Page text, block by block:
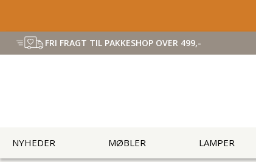
FRI FRAGT TIL PAKKESHOP OVER 499,-
NYHEDER MØBLER LAMPER